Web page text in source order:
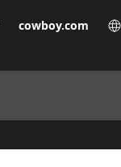
cowboy.com